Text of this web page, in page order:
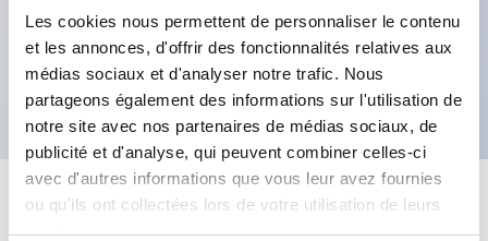
Les cookies nous permettent de personnaliser le contenu
et les annonces, d'offrir des fonctionnalités relatives aux
médias sociaux et d'analyser notre trafic. Nous
partageons également des informations sur l'utilisation de
notre site avec nos partenaires de médias sociaux, de
publicité et d'analyse, qui peuvent combiner celles-ci
avec d'autres informations que vous leur avez fournies
ou qu'ils ont collectées lors de votre utilisation de leurs
services.
bouton de vérification
Options de montage incluant montage supérieur,
socle DIN ou socle de montage sur panneau
Spécifications Tout développer